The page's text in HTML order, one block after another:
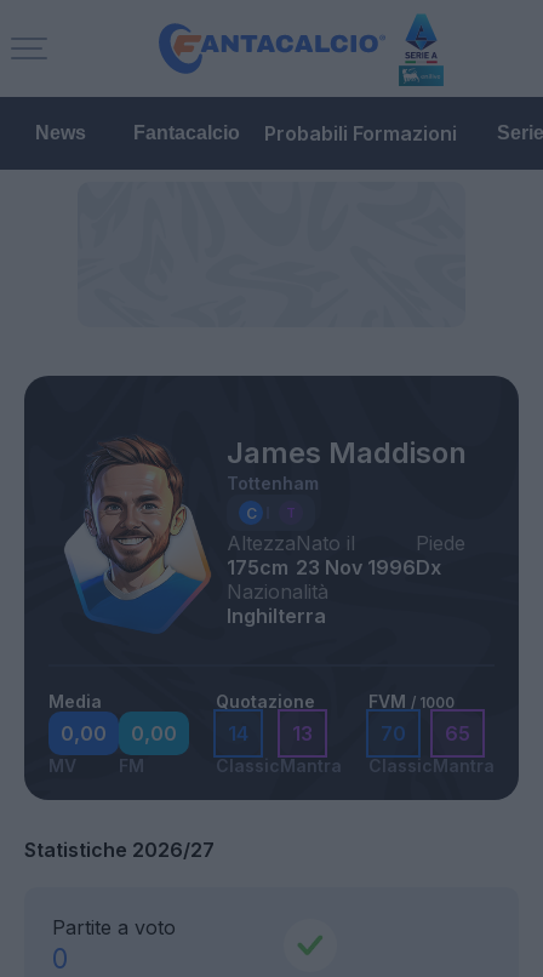
News Fantacalcio Probabili Formazioni
James Maddison
Tottenham
Altezza
175cm
Nato il
23 Nov 1996
Piede
Dx
Nazionalità
Inghilterra
Media
0,00
MV
0,00
FM
Quotazione
14
Classic
13
Mantra
FVM / 1000
70
Classic
65
Mantra
Statistiche 2026/27
Partite a voto
0